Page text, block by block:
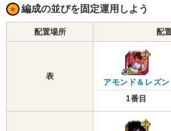
編成の並びを固定運用しよう
配置場所 配
表
アモンド＆レズン
1番目